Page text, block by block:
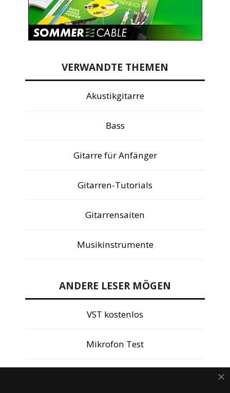
VERWANDTE THEMEN
Akustikgitarre
Bass
Gitarre für Anfänger
Gitarren-Tutorials
Gitarrensaiten
Musikinstrumente
ANDERE LESER MÖGEN
VST kostenlos
Mikrofon Test